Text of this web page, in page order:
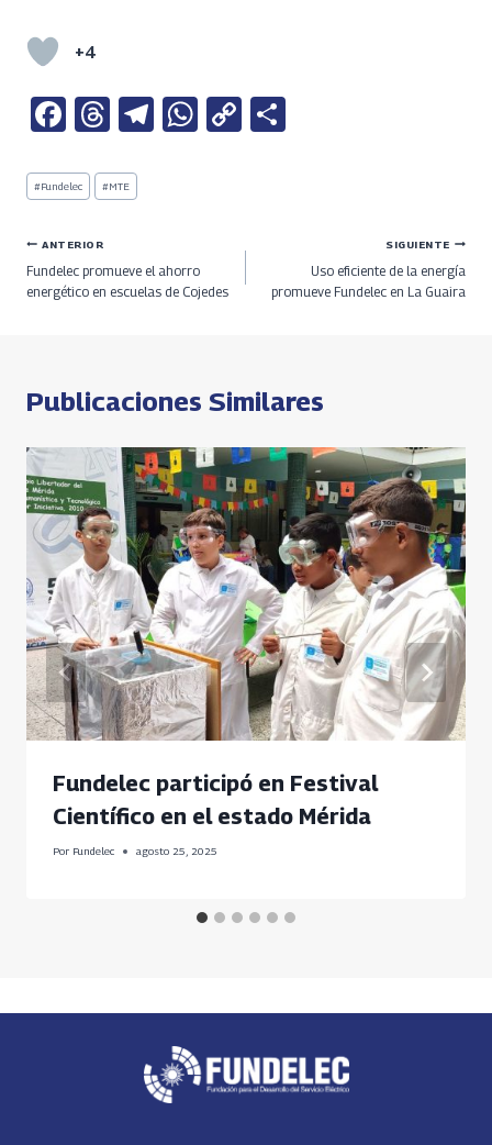
+4
Fa
b
o
k
T
re
Te
m
W
p
C
n
k
Etiquetas
de
entrada:
#Fundelec #MTE
Navegación
de
ANTERIOR
Fundelec promueve el ahorro
energético en escuelas de Cojedes
SIGUIENTE
Uso eficiente de la energía
promueve Fundelec en La Guaira
Publicaciones Similares
Fundelec participó en Festival
Científico en el estado Mérida
Por Fundelec agosto 25, 2025